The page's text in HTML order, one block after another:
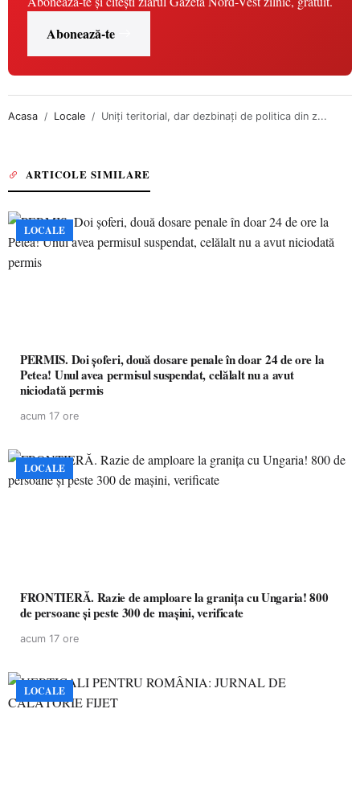
Abonează-te
Acasa Locale Uniți teritorial, dar dezbinați de politica din z...
ARTICOLE SIMILARE
LOCALE
PERMIS. Doi șoferi, două dosare penale în doar 24 de ore la
Petea! Unul avea permisul suspendat, celălalt nu a avut
niciodată permis
acum 17 ore
LOCALE
FRONTIERĂ. Razie de amploare la granița cu Ungaria! 800
de persoane și peste 300 de mașini, verificate
acum 17 ore
LOCALE